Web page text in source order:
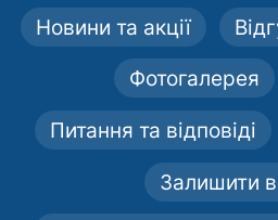
Новини та акції
Фотогалерея
Питання та відповіді
Залишити